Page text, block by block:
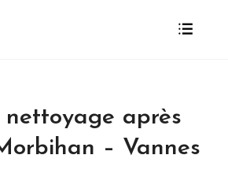
nettoyage après
– Vannes